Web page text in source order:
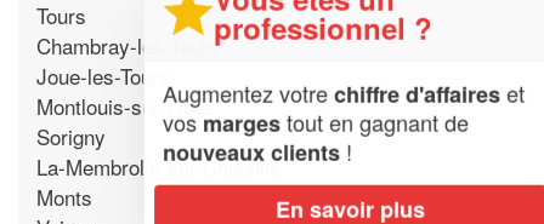
Tours
Chambray-les-Tours
Joue-les-Tours
Montlouis-sur-Loire
Sorigny
La-Membrolle-sur-Choisille
Monts
professionnel ?
Augmentez votrechiffre d'affaireset
vosmargestout en gagnant de
nouveaux clients!
En savoir plus